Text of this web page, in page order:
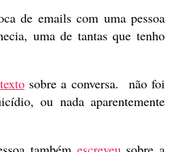
de emails com uma pessoa
uma de tantas que tenho
sobre a conversa. não foi
ou nada aparentemente